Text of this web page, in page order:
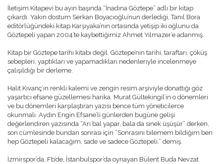
ÖDÜLLER
BASIN BILDIRILERI
NASIL ÜYE OLURUM ?
ANKETLER
RÖPORTAJLAR
TRIBÜN
TRIBÜNDE BU HAFTA
TRIBÜN ANILARI
TEZAHÜRAT KAYITLARI
TARAFTAR ANAYASASI
MULTIMEDYA
GÖZTEPE TV
FOTO GALERI
MASAÜSTÜ RESIMLER
EKRAN KORUYUCU
İletişim Kitapevi bu ayın başında “İnadına Göztepe” adlı bir kitap
çıkardı. Yakın dostum Serkan Boyacıoğlu’nun derlediği, Tanıl Bora
editörlüğündeki kitap Karşıyaka’nın ortasında yetişip iki oğlunu da
Göztepeli yapan 2004’te kaybettiğimiz Ahmet Yılmazer’e adanmış.
Kitap bir Göztepe tarihi kitabı değil. Göztepe’nin tarihi, taraftarı, çöküş
sebepleri, yaptıkları ve yapamadıkları nedenleriyle incelenmeye
çalışıldığı bir derleme.
Halit Kıvanç’ın renkli kalemi ve zengin resim arşiviyle donattığı göz
yaşartıcı efsane güzellemesi harika. Murat Gültekingil’in o dönemleri
ve bu dönemleri karşılaştıran yazısı bence tüm yöneticilerce
okunmalı. Aydın Engin Efsane’li günlerden bugüne gelişi
değerlendiren yazısında “Arı bal yapar, bala da sinek üşüşür” derken,
son cümlesinde bundan sonrası için “Sonrasını bilemem bildiğim ben
hep Göztepeli kalacağım, sade ve sadece Göztepeli.” demiş.
İzmirspor’da, Fb’de, İstanbulspor’da oynayan Bülent Buda Nevzat